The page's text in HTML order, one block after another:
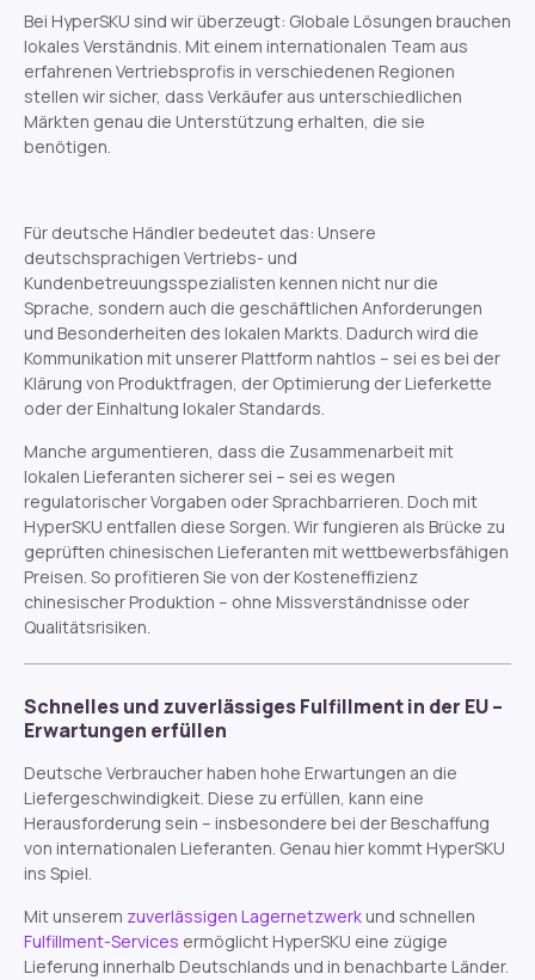
Bei HyperSKU sind wir überzeugt: Globale Lösungen brauchen
lokales Verständnis. Mit einem internationalen Team aus
erfahrenen Vertriebsprofis in verschiedenen Regionen
stellen wir sicher, dass Verkäufer aus unterschiedlichen
Märkten genau die Unterstützung erhalten, die sie
benötigen.
Für deutsche Händler bedeutet das: Unsere
deutschsprachigen Vertriebs- und
Kundenbetreuungsspezialisten kennen nicht nur die
Sprache, sondern auch die geschäftlichen Anforderungen
und Besonderheiten des lokalen Markts. Dadurch wird die
Kommunikation mit unserer Plattform nahtlos – sei es bei der
Klärung von Produktfragen, der Optimierung der Lieferkette
oder der Einhaltung lokaler Standards.
Manche argumentieren, dass die Zusammenarbeit mit
lokalen Lieferanten sicherer sei – sei es wegen
regulatorischer Vorgaben oder Sprachbarrieren. Doch mit
HyperSKU entfallen diese Sorgen. Wir fungieren als Brücke zu
geprüften chinesischen Lieferanten mit wettbewerbsfähigen
Preisen. So profitieren Sie von der Kosteneffizienz
chinesischer Produktion – ohne Missverständnisse oder
Qualitätsrisiken.
Schnelles und zuverlässiges Fulfillment in der EU –
Erwartungen erfüllen
Deutsche Verbraucher haben hohe Erwartungen an die
Liefergeschwindigkeit. Diese zu erfüllen, kann eine
Herausforderung sein – insbesondere bei der Beschaffung
von internationalen Lieferanten. Genau hier kommt HyperSKU
ins Spiel.
Mit unserem zuverlässigen Lagernetzwerk und schnellen
Fulfillment-Services ermöglicht HyperSKU eine zügige
Lieferung innerhalb Deutschlands und in benachbarte Länder.